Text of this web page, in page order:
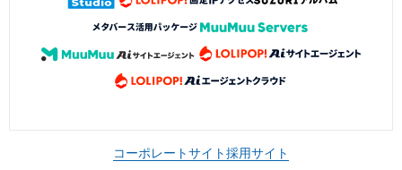
コーポレートサイト採用サイト